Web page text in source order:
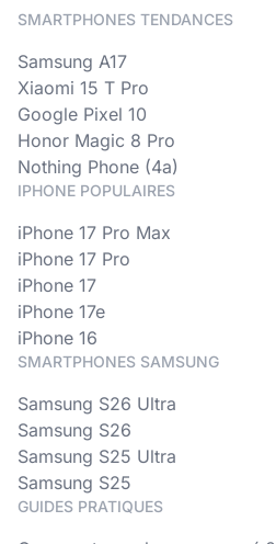
SMARTPHONES TENDANCES
Samsung A17
Xiaomi 15 T Pro
Google Pixel 10
Honor Magic 8 Pro
Nothing Phone (4a)
IPHONE POPULAIRES
iPhone 17 Pro Max
iPhone 17 Pro
iPhone 17
iPhone 17e
iPhone 16
SMARTPHONES SAMSUNG
Samsung S26 Ultra
Samsung S26
Samsung S25 Ultra
Samsung S25
GUIDES PRATIQUES